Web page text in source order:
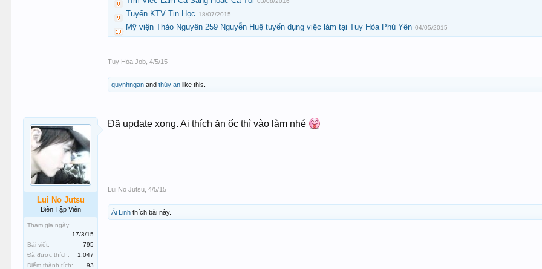
Tuyển KTV Tin Học 18/07/2015
Mỹ viện Thảo Nguyên 259 Nguyễn Huệ tuyển dụng việc làm tại Tuy Hòa Phú Yên 04/05/2015
Tuy Hòa Job 4/5/15
quynhngan andthúy an like this.
Lui No Jutsu
Biên Tập Viên
Tham gia ngày:
17/3/15
Bài viết:
795
Đã được thích:
1,047
Điểm thành tích:
93
Đã update xong. Ai thích ăn ốc thì vào làm nhé
Lui No Jutsu 4/5/15
Ái Linh thích bài này.